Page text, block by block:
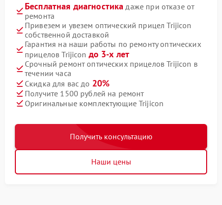
Бесплатная диагностика даже при отказе от
ремонта
Привезем и увезем оптический прицел Trijicon
собственной доставкой
Гарантия на наши работы по ремонту оптических
прицелов Trijicon до 3-х лет
Срочный ремонт оптических прицелов Trijicon в
течении часа
Скидка для вас до 20%
Получите 1500 рублей на ремонт
Оригинальные комплектующие Trijicon
Получить консультацию
Наши цены